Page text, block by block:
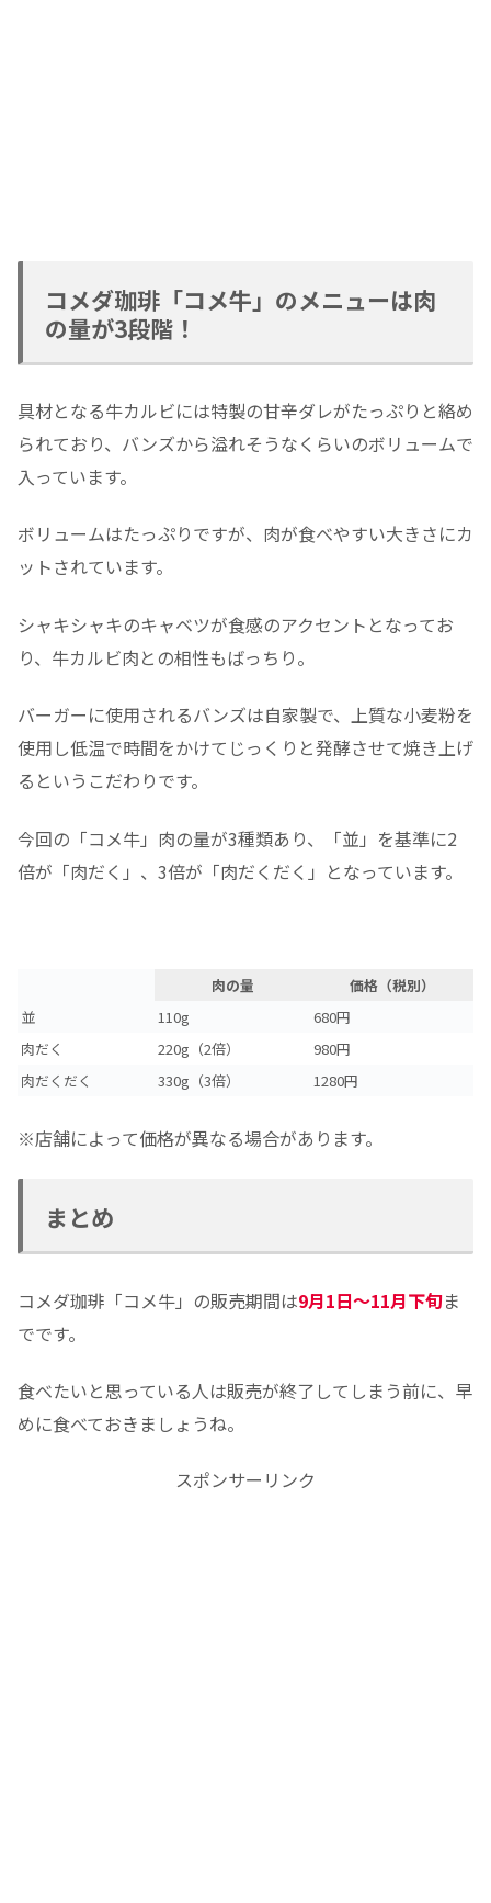
コメダ珈琲「コメ牛」のメニューは肉
の量が3段階！
具材となる牛カルビには特製の甘辛ダレがたっぷりと絡め
られており、バンズから溢れそうなくらいのボリュームで
入っています。
ボリュームはたっぷりですが、肉が食べやすい大きさにカ
ットされています。
シャキシャキのキャベツが食感のアクセントとなってお
り、牛カルビ肉との相性もばっちり。
バーガーに使用されるバンズは自家製で、上質な小麦粉を
使用し低温で時間をかけてじっくりと発酵させて焼き上げ
るというこだわりです。
今回の「コメ牛」肉の量が3種類あり、「並」を基準に2
倍が「肉だく」、3倍が「肉だくだく」となっています。
肉の量
価格（税別）
並
110g
680円
肉だく
220g（2倍）
980円
肉だくだく
330g（3倍） 1280円
※店舗によって価格が異なる場合があります。
まとめ
コメダ珈琲「コメ牛」の販売期間は9月1日～11月下旬ま
でです。
食べたいと思っている人は販売が終了してしまう前に、早
めに食べておきましょうね。
スポンサーリンク